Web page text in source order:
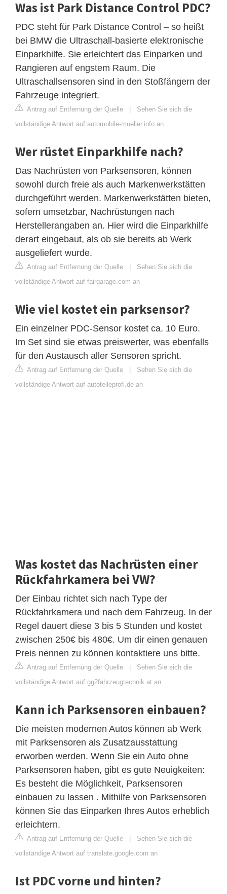
Was ist Park Distance Control PDC?
PDC steht für Park Distance Control – so heißt
bei BMW die Ultraschall-basierte elektronische
Einparkhilfe. Sie erleichtert das Einparken und
Rangieren auf engstem Raum. Die
Ultraschallsensoren sind in den Stoßfängern der
Fahrzeuge integriert.
Antrag auf Entfernung der Quelle | Sehen Sie sich die
vollständige Antwort auf automobile-mueller.info an
Wer rüstet Einparkhilfe nach?
Das Nachrüsten von Parksensoren, können
sowohl durch freie als auch Markenwerkstätten
durchgeführt werden. Markenwerkstätten bieten,
sofern umsetzbar, Nachrüstungen nach
Herstellerangaben an. Hier wird die Einparkhilfe
derart eingebaut, als ob sie bereits ab Werk
ausgeliefert wurde.
Antrag auf Entfernung der Quelle | Sehen Sie sich die
vollständige Antwort auf fairgarage.com an
Wie viel kostet ein parksensor?
Ein einzelner PDC-Sensor kostet ca. 10 Euro.
Im Set sind sie etwas preiswerter, was ebenfalls
für den Austausch aller Sensoren spricht.
Antrag auf Entfernung der Quelle | Sehen Sie sich die
vollständige Antwort auf autoteileprofi.de an
Was kostet das Nachrüsten einer
Rückfahrkamera bei VW?
Der Einbau richtet sich nach Type der
Rückfahrkamera und nach dem Fahrzeug. In der
Regel dauert diese 3 bis 5 Stunden und kostet
zwischen 250€ bis 480€. Um dir einen genauen
Preis nennen zu können kontaktiere uns bitte.
Antrag auf Entfernung der Quelle | Sehen Sie sich die
vollständige Antwort auf gg2fahrzeugtechnik.at an
Kann ich Parksensoren einbauen?
Die meisten modernen Autos können ab Werk
mit Parksensoren als Zusatzausstattung
erworben werden. Wenn Sie ein Auto ohne
Parksensoren haben, gibt es gute Neuigkeiten:
Es besteht die Möglichkeit, Parksensoren
einbauen zu lassen . Mithilfe von Parksensoren
können Sie das Einparken Ihres Autos erheblich
erleichtern.
Antrag auf Entfernung der Quelle | Sehen Sie sich die
vollständige Antwort auf translate.google.com an
Ist PDC vorne und hinten?